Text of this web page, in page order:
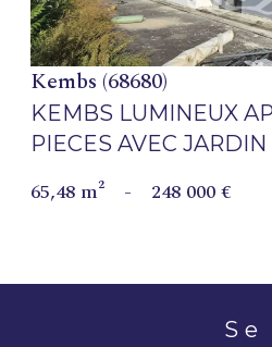
Kembs (68680)
KEMBS LUMINEUX
PIECES AVEC
65,48 m² - 248 000 €
se